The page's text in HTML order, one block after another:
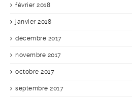
février 2018
janvier 2018
décembre 2017
novembre 2017
octobre 2017
septembre 2017